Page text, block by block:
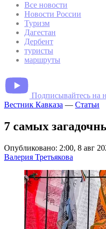
Все новости
Новости России
Туризм
Дагестан
Дербент
туристы
маршруты
Подписывайтесь на
Вестник Кавказа — Статьи
7 самых
Опубликовано: 2:00, 8 авг
Валерия Третьякова